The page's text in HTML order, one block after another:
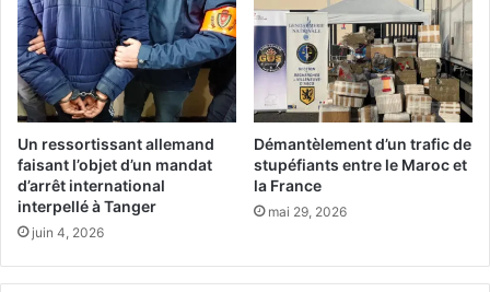
l
e
m
S
a
n
s
a
l
q
u
i
c
m
p
s
a
s
s
e
z
c
a
u
Un ressortissant allemand
faisant l’objet d’un mandat
d’arrêt international
interpellé à Tanger
juin 4, 2026
Démantèlement d’un trafic de
stupéfiants entre le Maroc et
la France
mai 29, 2026